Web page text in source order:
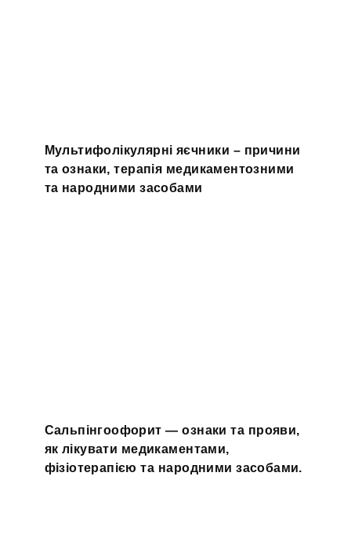
Мультифолікулярні яєчники – причини
та ознаки, терапія медикаментозними
та народними засобами
Сальпінгоофорит — ознаки та прояви,
як лікувати медикаментами,
фізіотерапією та народними засобами.